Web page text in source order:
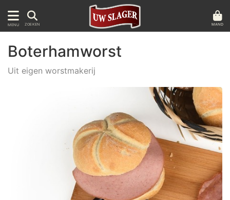
MENU ZOEKEN MAND
Boterhamworst
Uit eigen worstmakerij